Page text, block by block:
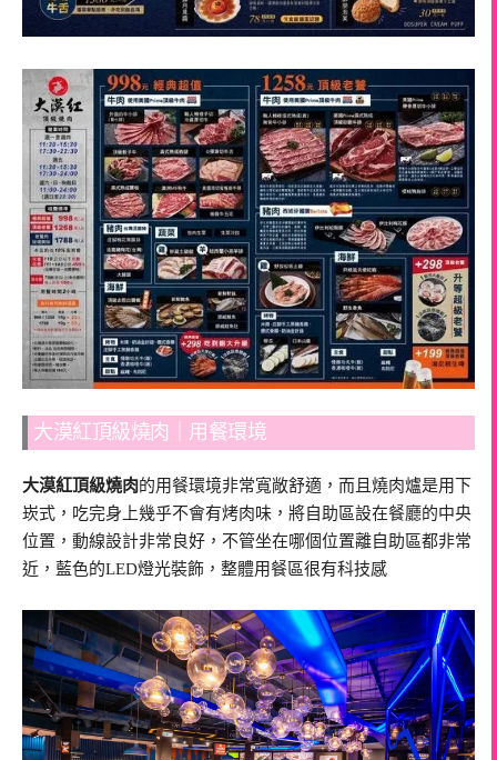
大漠紅頂級燒肉｜用餐環境
大漠紅頂級燒肉的用餐環境非常寬敞舒適，而且燒肉爐是用下
崁式，吃完身上幾乎不會有烤肉味，將自助區設在餐廳的中央
位置，動線設計非常良好，不管坐在哪個位置離自助區都非常
近，藍色的LED燈光裝飾，整體用餐區很有科技感